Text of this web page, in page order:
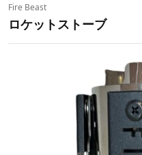
Fire Beast
ロケットストーブ